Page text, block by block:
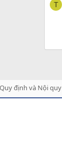
T
Quy định và Nội quy